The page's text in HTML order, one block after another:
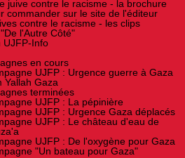
juive contre le racisme - la brochure
commander sur le site de l'éditeur
contre le racisme - les clips
l'Autre Côté"
UJFP-Info
en cours
UJFP : Urgence guerre à Gaza
Yallah Gaza
terminées
UJFP : La pépinière
UJFP : Urgence Gaza déplacés
UJFP : Le château d'eau de
UJFP : De l'oxygène pour Gaza
"Un bateau pour Gaza"